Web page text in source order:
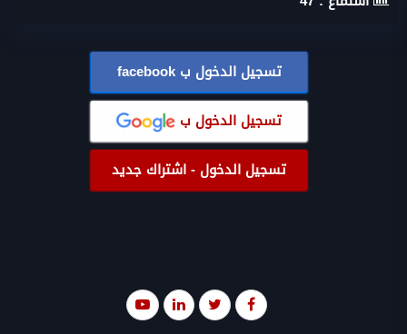
تسجيل الدخول بfacebook
تسجيل الدخول ب
تسجيل الدخول - اشتراك جديد